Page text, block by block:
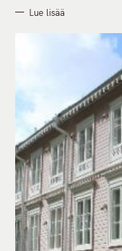
Lue lisää